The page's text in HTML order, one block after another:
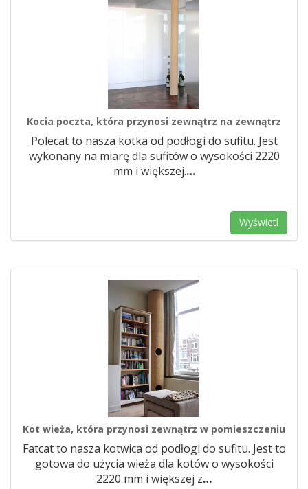
Kocia poczta, która przynosi zewnątrz na zewnątrz
Polecat to nasza kotka od podłogi do sufitu. Jest
wykonany na miarę dla sufitów o wysokości 2220
mm i większej.…
Wyświetl
Kot wieża, która przynosi zewnątrz w pomieszczeniu
Fatcat to nasza kotwica od podłogi do sufitu. Jest to
gotowa do użycia wieża dla kotów o wysokości
2220 mm i większej z…